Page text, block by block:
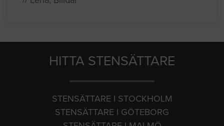
HITTA STENSÄTTARE
STENSÄTTARE I STOCKHOLM
STENSÄTTARE I GÖTEBORG